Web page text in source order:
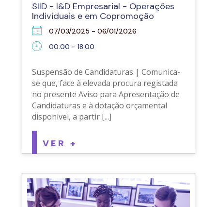
SIID - I&D Empresarial - Operações
Individuais e em Copromoção
07/03/2025 - 06/01/2026
00:00 - 18:00
Suspensão de Candidaturas | Comunica-
se que, face à elevada procura registada
no presente Aviso para Apresentação de
Candidaturas e à dotação orçamental
disponível, a partir [...]
VER +